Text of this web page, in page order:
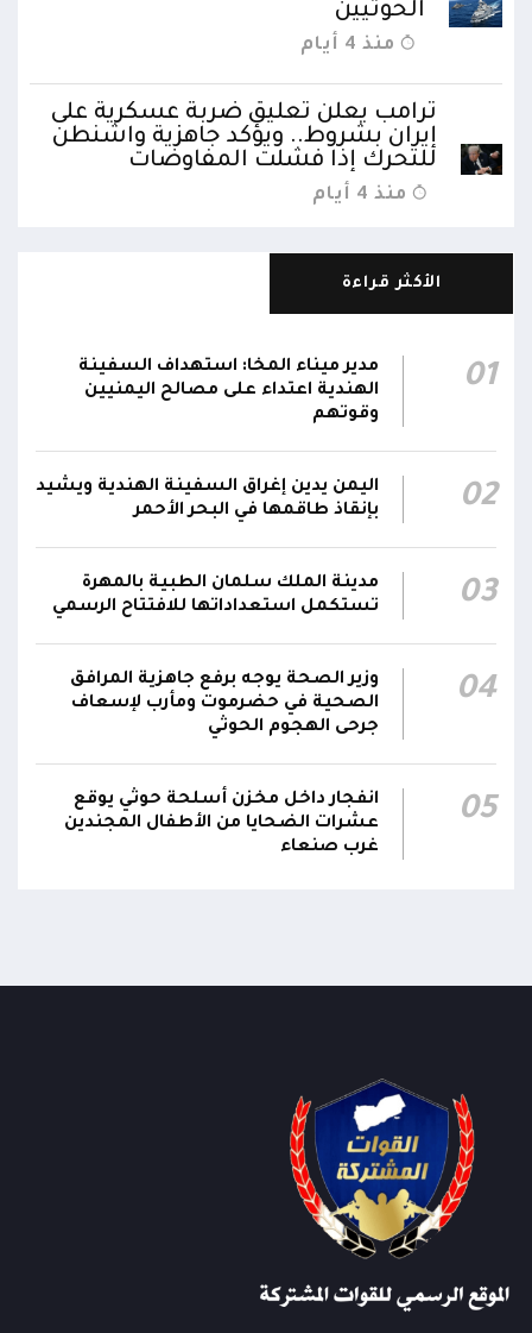
الحوثيين
منذ 4 أيام
ترامب يعلن تعليق ضربة عسكرية على
إيران بشروط.. ويؤكد جاهزية واشنطن
للتحرك إذا فشلت المفاوضات
منذ 4 أيام
الأكثر قراءة
01
مدير ميناء المخا: استهداف السفينة
الهندية اعتداء على مصالح اليمنيين
وقوتهم
02
اليمن يدين إغراق السفينة الهندية ويشيد
بإنقاذ طاقمها في البحر الأحمر
03
مدينة الملك سلمان الطبية بالمهرة
تستكمل استعداداتها للافتتاح الرسمي
04
وزير الصحة يوجه برفع جاهزية المرافق
الصحية في حضرموت ومأرب لإسعاف
جرحى الهجوم الحوثي
05
انفجار داخل مخزن أسلحة حوثي يوقع
عشرات الضحايا من الأطفال المجندين
غرب صنعاء